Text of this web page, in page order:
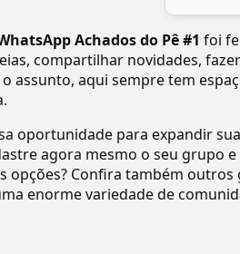
Achados do Pê #1 foi
compartilhar novidades,
assunto, aqui sempre tem
oportunidade para expandir
agora mesmo o seu grupo
opções? Confira também
enorme variedade de